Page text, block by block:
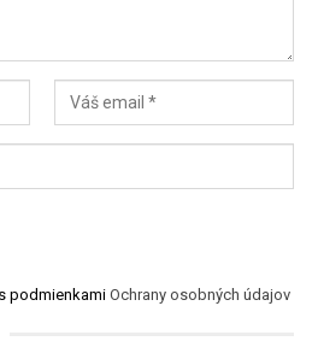
podmienkami Ochrany osobných údajov